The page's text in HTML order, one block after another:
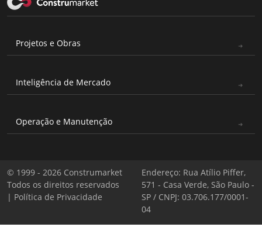
Projetos e Obras
Inteligência de Mercado
Operação e Manutenção
© 1999 - 2026 Construmarket
Todos os direitos reservados
| Política de Privacidade
Endereço: Rua Atílio Piffer,
571 - Casa Verde, São Paulo -
SP / CNPJ: 03.706.177/0001-
04